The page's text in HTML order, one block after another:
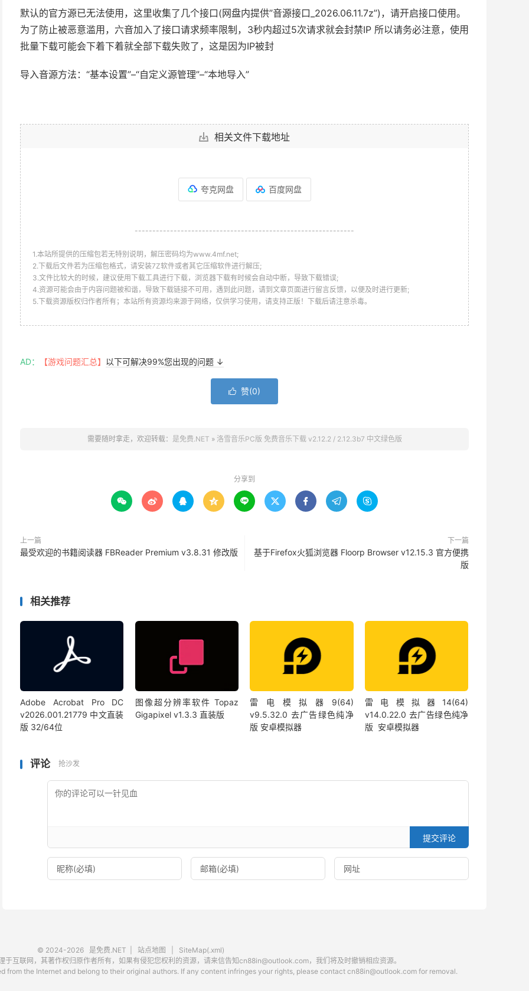
默认的官方源已无法使用，这里收集了几个接口(网盘内提供”音源接口_2026.06.11.7z”)，请开启接口使用。
为了防止被恶意滥用，六音加入了接口请求频率限制，3秒内超过5次请求就会封禁IP 所以请务必注意，使用
批量下载可能会下着下着就全部下载失败了，这是因为IP被封
导入音源方法：“基本设置”–“自定义源管理”–“本地导入”
相关文件下载地址
夸克网盘 百度网盘
--------------------------------------------------------------
1.本站所提供的压缩包若无特别说明，解压密码均为www.4mf.net;
2.下载后文件若为压缩包格式，请安装7Z软件或者其它压缩软件进行解压;
3.文件比较大的时候，建议使用下载工具进行下载，浏览器下载有时候会自动中断，导致下载错误;
4.资源可能会由于内容问题被和谐，导致下载链接不可用，遇到此问题，请到文章页面进行留言反馈，以便及时进行更新;
5.下载资源版权归作者所有；本站所有资源均来源于网络，仅供学习使用，请支持正版！下载后请注意杀毒。
AD： 【游戏问题汇总】 以下可解决99%您出现的问题 ↓
 赞(0)
需要随时拿走，欢迎转载： 是免费.NET » 洛雪音乐PC版 免费音乐下载 v2.12.2 / 2.12.3b7 中文绿色版
分享到
        
上一篇
最受欢迎的书籍阅读器 FBReader Premium v3.8.31 修改版
下一篇
基于Firefox火狐浏览器 Floorp Browser v12.15.3 官方便携
版
相关推荐
Adobe Acrobat Pro DC
v2026.001.21779 中文直装
版 32/64位
图像超分辨率软件 Topaz
Gigapixel v1.3.3 直装版
雷电模拟器9(64)
v9.5.32.0 去广告绿色纯净
版 安卓模拟器
雷电模拟器14(64)
v14.0.22.0 去广告绿色纯净
版 安卓模拟器
评论 抢沙发
提交评论
© 2024-2026 是免费.NET 站点地图
SiteMap(.xml)
于互联网，其著作权归原作者所有，如果有侵犯您权利的资源，请来信告知cn88in@outlook.com，我们将及时撤销相应资源。
from the Internet and belong to their original authors. If any content infringes your rights, please contact cn88in@outlook.com for removal.